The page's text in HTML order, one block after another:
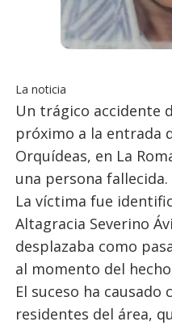
La noticia
Un trágico accidente
próximo a la entrada
Orquídeas, en La
una persona fallecida.
La víctima fue
Altagracia Severino
desplazaba como
al momento del
El suceso ha
residentes del área,